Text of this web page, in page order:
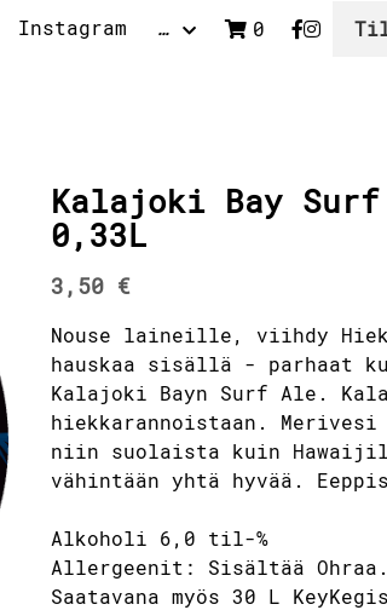
Instagram … 0
Kalajoki Bay
0,33L
3,50 €
Nouse laineille, viihdy
hauskaa sisällä - parhaat
Kalajoki Bayn Surf Ale.
hiekkarannoistaan.
niin suolaista kuin
vähintään yhtä hyvää.
Alkoholi 6,0 til-%
Allergeenit: Sisältää Ohraa.
Saatavana myös 30 L